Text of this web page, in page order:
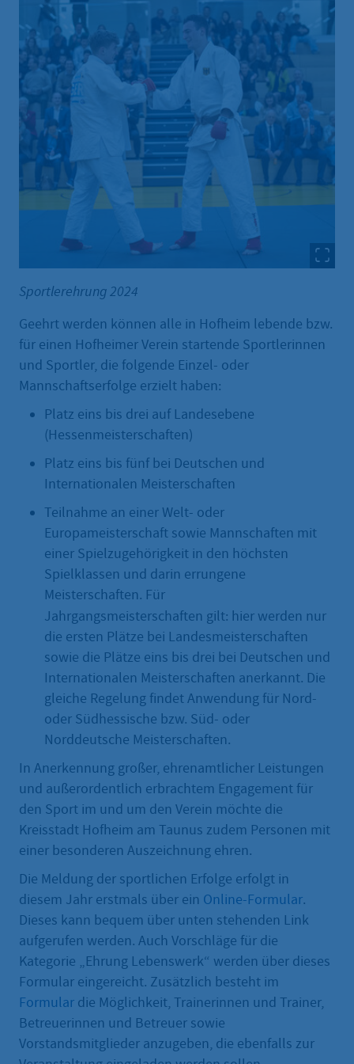
Sportlerehrung 2024
Geehrt werden können alle in Hofheim lebende bzw.
für einen Hofheimer Verein startende Sportlerinnen
und Sportler, die folgende Einzel- oder
Mannschaftserfolge erzielt haben:
Platz eins bis drei auf Landesebene
(Hessenmeisterschaften)
Platz eins bis fünf bei Deutschen und
Internationalen Meisterschaften
Teilnahme an einer Welt- oder
Europameisterschaft sowie Mannschaften mit
einer Spielzugehörigkeit in den höchsten
Spielklassen und darin errungene
Meisterschaften. Für
Jahrgangsmeisterschaften gilt: hier werden nur
die ersten Plätze bei Landesmeisterschaften
sowie die Plätze eins bis drei bei Deutschen und
Internationalen Meisterschaften anerkannt. Die
gleiche Regelung findet Anwendung für Nord-
oder Südhessische bzw. Süd- oder
Norddeutsche Meisterschaften.
In Anerkennung großer, ehrenamtlicher Leistungen
und außerordentlich erbrachtem Engagement für
den Sport im und um den Verein möchte die
Kreisstadt Hofheim am Taunus zudem Personen mit
einer besonderen Auszeichnung ehren.
Die Meldung der sportlichen Erfolge erfolgt in
diesem Jahr erstmals über ein Online-Formular.
Dieses kann bequem über unten stehenden Link
aufgerufen werden. Auch Vorschläge für die
Kategorie „Ehrung Lebenswerk“ werden über dieses
Formular eingereicht. Zusätzlich besteht im
Formular die Möglichkeit, Trainerinnen und Trainer,
Betreuerinnen und Betreuer sowie
Vorstandsmitglieder anzugeben, die ebenfalls zur